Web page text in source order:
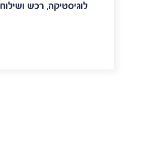
לוגיסטיקה, רכש ושילוח